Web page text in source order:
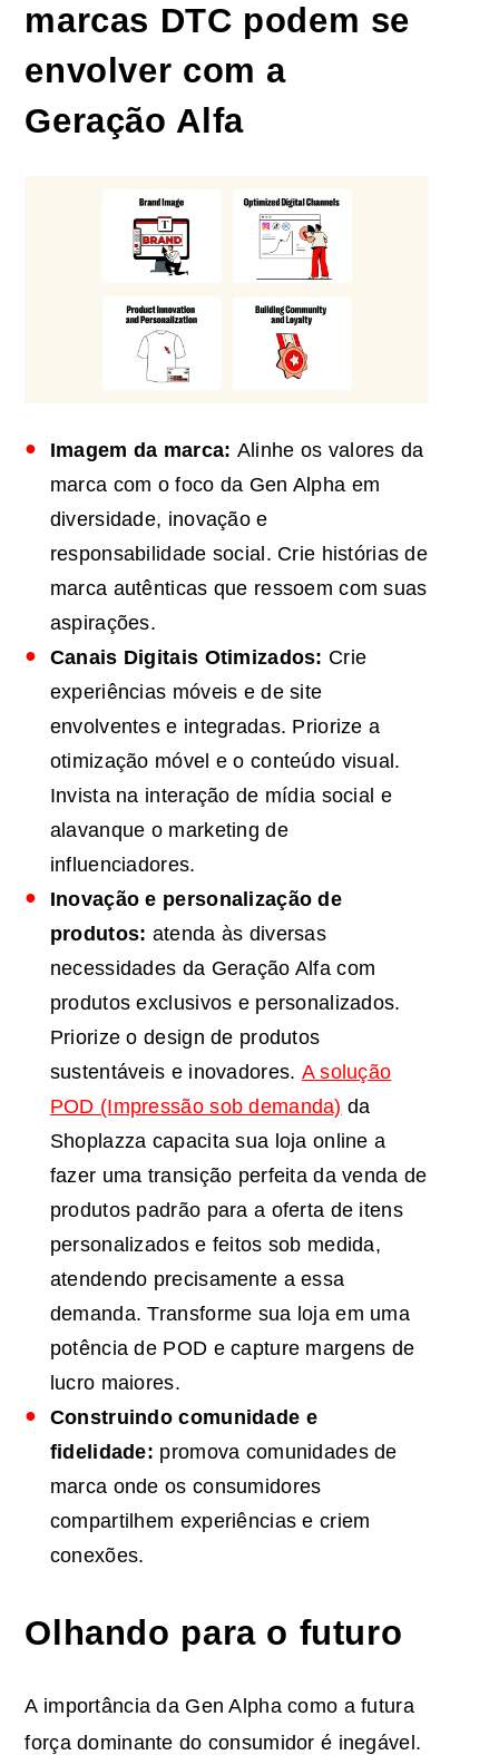
marcas DTC podem se
envolver com a
Geração Alfa
Imagem da marca: Alinhe os valores da
marca com o foco da Gen Alpha em
diversidade, inovação e
responsabilidade social. Crie histórias de
marca autênticas que ressoem com suas
aspirações.
Canais Digitais Otimizados: Crie
experiências móveis e de site
envolventes e integradas. Priorize a
otimização móvel e o conteúdo visual.
Invista na interação de mídia social e
alavanque o marketing de
influenciadores.
Inovação e personalização de
produtos: atenda às diversas
necessidades da Geração Alfa com
produtos exclusivos e personalizados.
Priorize o design de produtos
sustentáveis ​​e inovadores. A solução
POD (Impressão sob demanda) da
Shoplazza capacita sua loja online a
fazer uma transição perfeita da venda de
produtos padrão para a oferta de itens
personalizados e feitos sob medida,
atendendo precisamente a essa
demanda. Transforme sua loja em uma
potência de POD e capture margens de
lucro maiores.
Construindo comunidade e
fidelidade: promova comunidades de
marca onde os consumidores
compartilhem experiências e criem
conexões.
Olhando para o futuro
A importância da Gen Alpha como a futura
força dominante do consumidor é inegável.